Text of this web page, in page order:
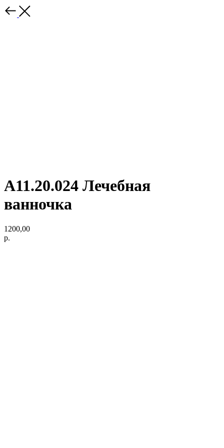
A11.20.024 Лечебная
ванночка
1200,00
р.